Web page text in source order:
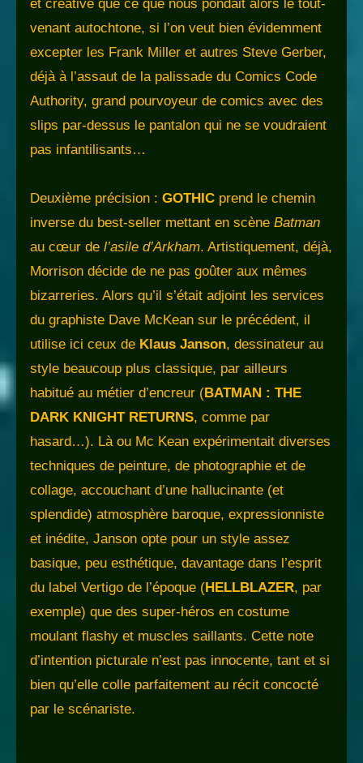
et créative que ce que nous pondait alors le tout-
venant autochtone, si l’on veut bien évidemment
excepter les Frank Miller et autres Steve Gerber,
déjà à l’assaut de la palissade du Comics Code
Authority, grand pourvoyeur de comics avec des
slips par-dessus le pantalon qui ne se voudraient
pas infantilisants…
Deuxième précision : GOTHIC prend le chemin
inverse du best-seller mettant en scène Batman
au cœur de l’asile d’Arkham. Artistiquement, déjà,
Morrison décide de ne pas goûter aux mêmes
bizarreries. Alors qu’il s’était adjoint les services
du graphiste Dave McKean sur le précédent, il
utilise ici ceux de Klaus Janson, dessinateur au
style beaucoup plus classique, par ailleurs
habitué au métier d’encreur (BATMAN : THE
DARK KNIGHT RETURNS, comme par
hasard…). Là ou Mc Kean expérimentait diverses
techniques de peinture, de photographie et de
collage, accouchant d’une hallucinante (et
splendide) atmosphère baroque, expressionniste
et inédite, Janson opte pour un style assez
basique, peu esthétique, davantage dans l’esprit
du label Vertigo de l’époque (HELLBLAZER, par
exemple) que des super-héros en costume
moulant flashy et muscles saillants. Cette note
d’intention picturale n’est pas innocente, tant et si
bien qu’elle colle parfaitement au récit concocté
par le scénariste.